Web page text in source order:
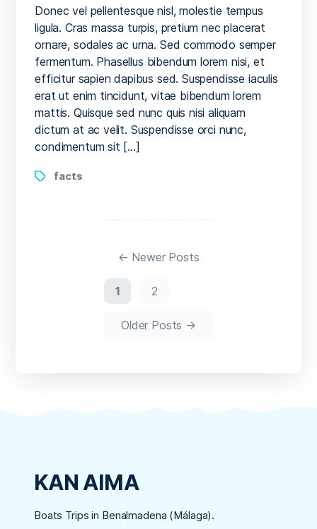
interesting
and
surprising
facts
about
surf
music
Donec vel pellentesque nisl, molestie tempus
ligula. Cras massa turpis, pretium nec placerat
ornare, sodales ac urna. Sed commodo semper
fermentum. Phasellus bibendum lorem nisi, et
efficitur sapien dapibus sed. Suspendisse iaculis
erat ut enim tincidunt, vitae bibendum lorem
mattis. Quisque sed nunc quis nisi aliquam
dictum at ac velit. Suspendisse orci nunc,
condimentum sit […]
Tagsfacts
Paginación
entradas
← Newer Posts
1 2
Older Posts →
KAN AIMA
Boats Trips in Benalmadena (Málaga).